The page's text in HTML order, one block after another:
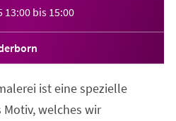
13:00 bis 15:00
ist eine spezielle
Motiv, welches wir